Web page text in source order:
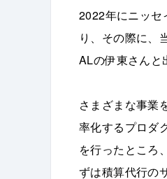
2022年にニッセ
り、その際に、
ALの伊東さんと
さまざまな事業
率化するプロダ
を行ったところ
ずは積算代行の